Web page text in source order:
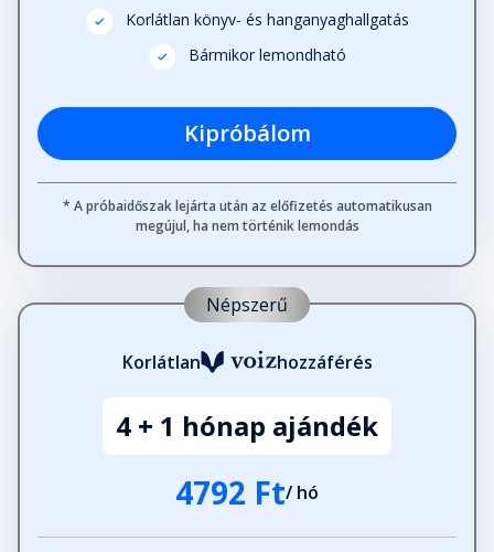
Fejezet hossza: 00:12:13
Fejezet hossza: 00:15:22
Fejezet hossza: 00:12:09
Fejezet hossza: 00:15:11
Fejezet hossza: 00:16:25
Korlátlan könyv- és hanganyaghallgatás
Bármikor lemondható
Kipróbálom
* A próbaidőszak lejárta után az előfizetés automatikusan
megújul, ha nem történik lemondás
Népszerű
Korlátlan hozzáférés
4 + 1 hónap ajándék
4792 Ft/ hó